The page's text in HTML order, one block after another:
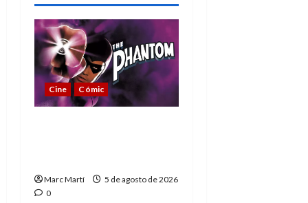
Cine Cómic
Marc Martí
5 de agosto de 2026
0